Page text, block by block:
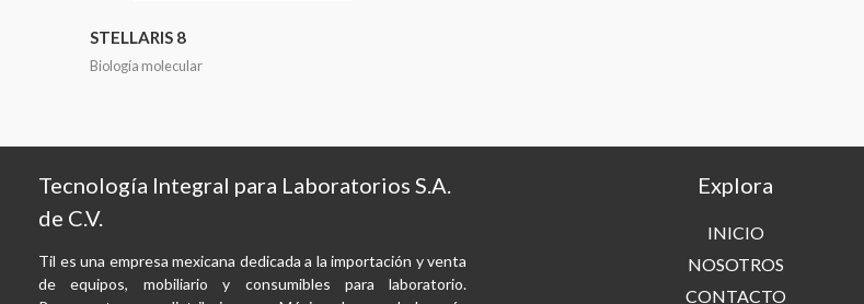
STELLARIS 8
Biología molecular
Tecnología Integral para Laboratorios S.A.
de C.V.
Til es una empresa mexicana dedicada a la importación y venta
de equipos, mobiliario y consumibles para laboratorio.
Explora
INICIO
NOSOTROS
CONTACTO